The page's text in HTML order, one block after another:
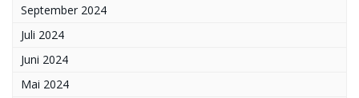
September 2024
Juli 2024
Juni 2024
Mai 2024